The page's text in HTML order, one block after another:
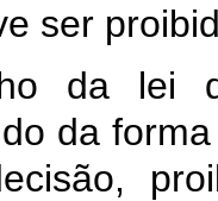
ser
da lei
da